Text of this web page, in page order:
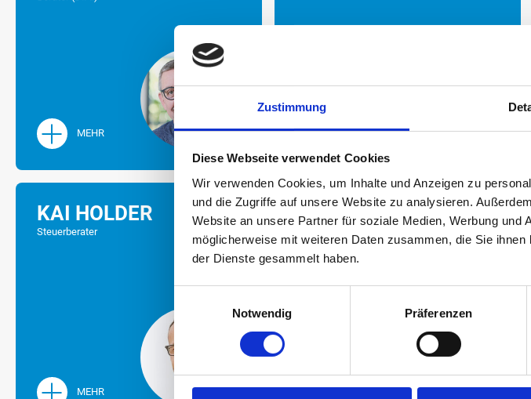
Zustimmung
Diese Webseite verwendet Cookies
Wir verwenden Cookies, um Inhalte und Anzeigen zu
und die Zugriffe auf unsere Website zu analysieren.
Website an unsere Partner für soziale Medien, Werbung
möglicherweise mit weiteren Daten zusammen, die Sie
der Dienste gesammelt haben.
Notwendig
Präferenzen
MEHR MEHR
KAI HOLDER
Steuerberater
MEHR
MICHAEL LACHER